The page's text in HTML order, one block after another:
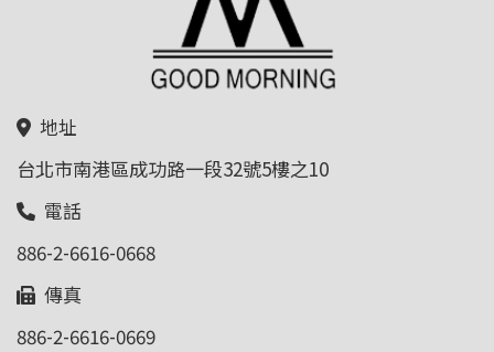
地址
台北市南港區成功路一段32號5樓之10
電話
886-2-6616-0668
傳真
886-2-6616-0669